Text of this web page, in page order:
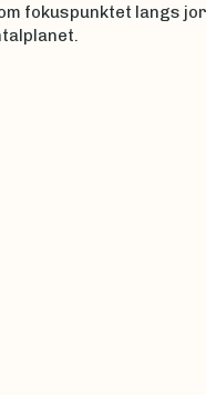
fokuspunktet langs